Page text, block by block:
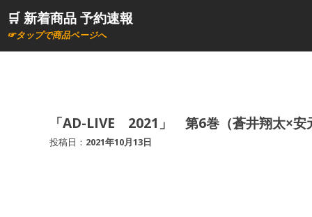
ン🛒 新着商品 予約速報
☞タップで商品ページへ
「AD-LIVE 2021」 第6巻（蒼井翔太×安
投稿日： 2021年10月13日